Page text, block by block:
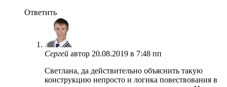
Ответить
Сергей автор 20.08.2019 в 7:48 пп
Светлана, да действительно объяснить такую
конструкцию непросто и логика повествования в